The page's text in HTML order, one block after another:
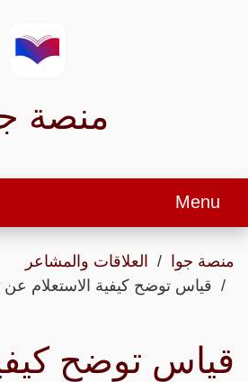
منصة
Menu
منصة جوا
العلاقات والمشاعر
قياس توضح كيفية الاستعلام عن
قياس توضح